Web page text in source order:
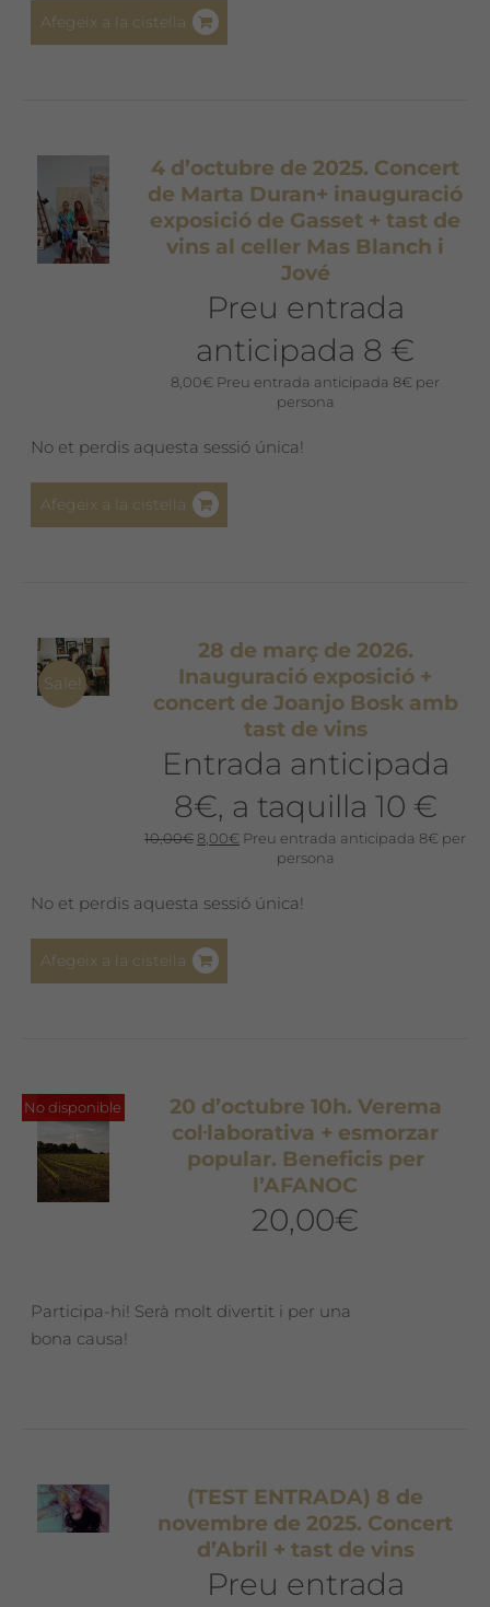
Afegeix a la cistella
4 d’octubre de 2025. Concert
de Marta Duran+ inauguració
exposició de Gasset + tast de
vins al celler Mas Blanch i
Jové
Preu entrada
anticipada 8 €
8,00€ Preu entrada anticipada 8€ per
persona
No et perdis aquesta sessió única!
Afegeix a la cistella
Sale!
28 de març de 2026.
Inauguració exposició +
concert de Joanjo Bosk amb
tast de vins
Entrada anticipada
8€, a taquilla 10 €
10,00€ El
8,00€ El
és:
Preu entrada anticipada 8€ per
persona
No et perdis aquesta sessió única!
Afegeix a la cistella
No disponible
20 d’octubre 10h. Verema
col·laborativa + esmorzar
popular. Beneficis per
l’AFANOC
20,00€
Participa-hi! Serà molt divertit i per una
bona causa!
(TEST ENTRADA) 8 de
novembre de 2025. Concert
d’Abril + tast de vins
Preu entrada